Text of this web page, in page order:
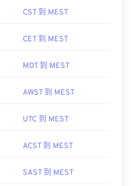
CST 到 MEST
CET 到 MEST
MDT 到 MEST
AWST 到 MEST
UTC 到 MEST
ACST 到 MEST
SAST 到 MEST